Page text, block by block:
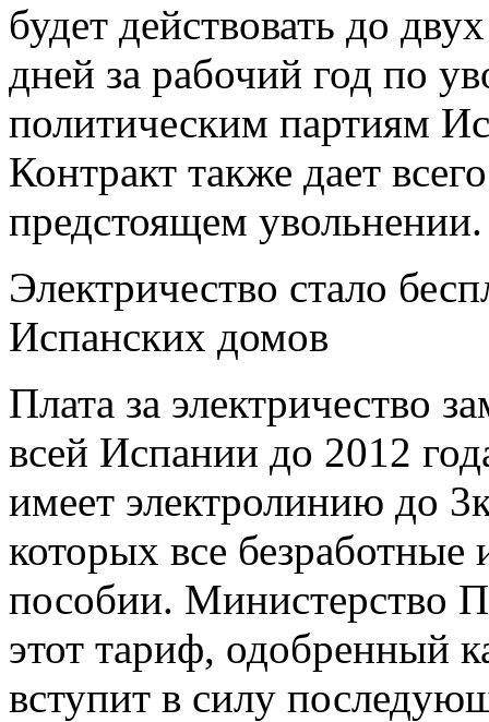
будет действовать до
дней за рабочий год по
политическим партиям
Контракт также дает
предстоящем увольнении.
Электричество стало
Испанских домов
Плата за электричество
всей Испании до 2012
имеет электролинию до
которых все
пособии. Министерство
этот тариф, одобренный
вступит в силу